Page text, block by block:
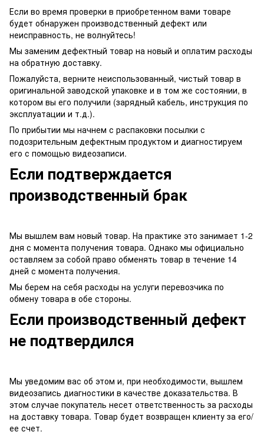
Если во время проверки в приобретенном вами товаре
будет обнаружен производственный дефект или
неисправность, не волнуйтесь!
Мы заменим дефектный товар на новый и оплатим расходы
на обратную доставку.
Пожалуйста, верните неиспользованный, чистый товар в
оригинальной заводской упаковке и в том же состоянии, в
котором вы его получили (зарядный кабель, инструкция по
эксплуатации и т.д.).
По прибытии мы начнем с распаковки посылки с
подозрительным дефектным продуктом и диагностируем
его с помощью видеозаписи.
Если подтверждается
производственный брак
Мы вышлем вам новый товар. На практике это занимает 1-2
дня с момента получения товара. Однако мы официально
оставляем за собой право обменять товар в течение 14
дней с момента получения.
Мы берем на себя расходы на услуги перевозчика по
обмену товара в обе стороны.
Если производственный дефект
не подтвердился
Мы уведомим вас об этом и, при необходимости, вышлем
видеозапись диагностики в качестве доказательства. В
этом случае покупатель несет ответственность за расходы
на доставку товара. Товар будет возвращен клиенту за его/
ее счет.